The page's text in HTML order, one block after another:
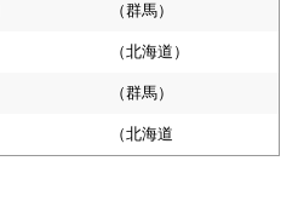
（群馬）
（北海道）
（群馬）
（北海道